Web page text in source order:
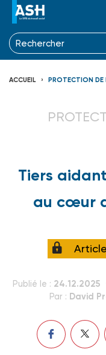
ACCUEIL PROTECTION DE
Tiers
au cœur
Publié le : 24.12.2025
Par : David